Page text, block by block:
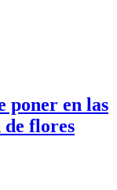
poner en las
de flores